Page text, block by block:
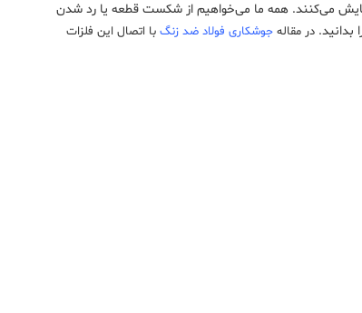
می‌کنند. همه ما می‌خواهیم از شکست قطعه یا رد شدن
بدانید.در مقالهجوشکاری فولاد ضد زنگ با اتصال این فلزات